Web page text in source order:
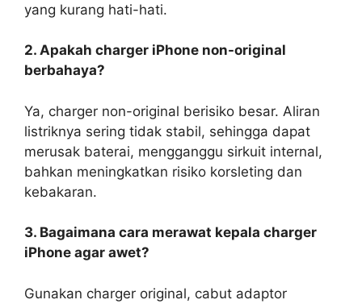
yang kurang hati-hati.
2. Apakah charger iPhone non-original
berbahaya?
Ya, charger non-original berisiko besar. Aliran
listriknya sering tidak stabil, sehingga dapat
merusak baterai, mengganggu sirkuit internal,
bahkan meningkatkan risiko korsleting dan
kebakaran.
3. Bagaimana cara merawat kepala charger
iPhone agar awet?
Gunakan charger original, cabut adaptor